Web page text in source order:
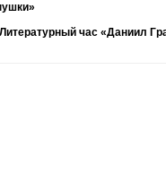
Литературный час «Даниил